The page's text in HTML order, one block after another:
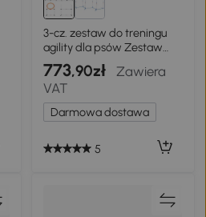
3-cz. zestaw do treningu
agility dla psów Zestaw
treningowy dla zwierząt
domowych Zestaw do
treningu psów z torbą
773,90zł
Zawiera
VAT
Darmowa dostawa
5